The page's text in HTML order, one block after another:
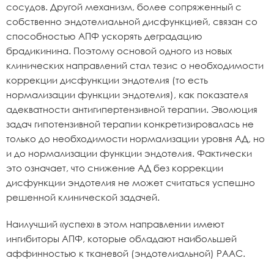
сосудов. Другой механизм, более сопряженный с
собственно эндотелиальной дисфункцией, связан со
способностью АПФ ускорять деградацию
брадикинина. Поэтому основой одного из новых
клинических направлений стал тезис о необходимости
коррекции дисфункции эндотелия (то есть
нормализации функции эндотелия), как показателя
адекватности антигипертензивной терапии. Эволюция
задач гипотензивной терапии конкретизировалась не
только до необходимости нормализации уровня АД, но
и до нормализации функции эндотелия. Фактически
это означает, что снижение АД без коррекции
дисфункции эндотелия не может считаться успешно
решенной клинической задачей.
Наилучший «успех» в этом направлении имеют
ингибиторы АПФ, которые обладают наибольшей
аффинностью к тканевой (эндотелиальной) РААС.